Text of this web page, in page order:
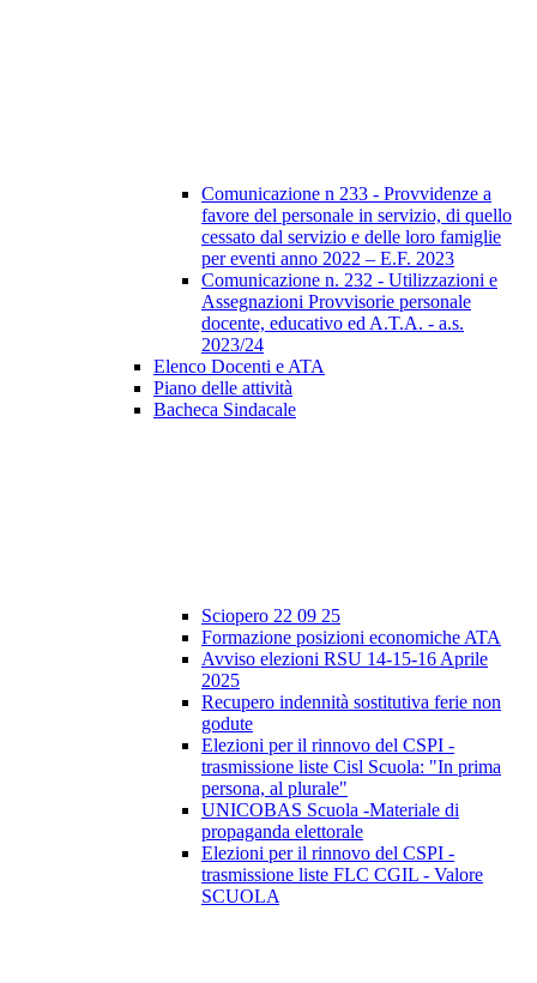
Comunicazione n 233 - Provvidenze a
favore del personale in servizio, di quello
cessato dal servizio e delle loro famiglie
per eventi anno 2022 – E.F. 2023
Comunicazione n. 232 - Utilizzazioni e
Assegnazioni Provvisorie personale
docente, educativo ed A.T.A. - a.s.
2023/24
Elenco Docenti e ATA
Piano delle attività
Bacheca Sindacale
Sciopero 22 09 25
Formazione posizioni economiche ATA
Avviso elezioni RSU 14-15-16 Aprile
2025
Recupero indennità sostitutiva ferie non
godute
Elezioni per il rinnovo del CSPI -
trasmissione liste Cisl Scuola: "In prima
persona, al plurale"
UNICOBAS Scuola -Materiale di
propaganda elettorale
Elezioni per il rinnovo del CSPI -
trasmissione liste FLC CGIL - Valore
SCUOLA